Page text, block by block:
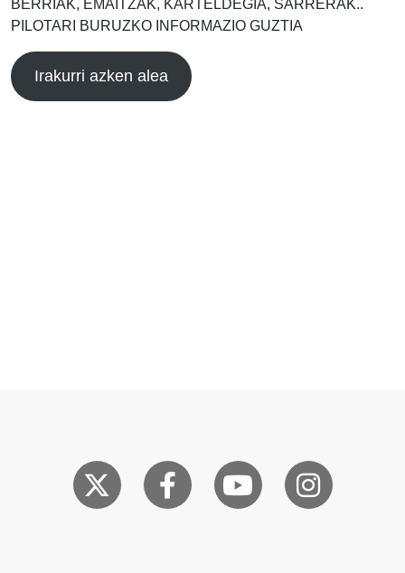
BERRIAK, EMAITZAK, KARTELDEGIA, SARRERAK..
PILOTARI BURUZKO INFORMAZIO GUZTIA
Irakurri azken alea